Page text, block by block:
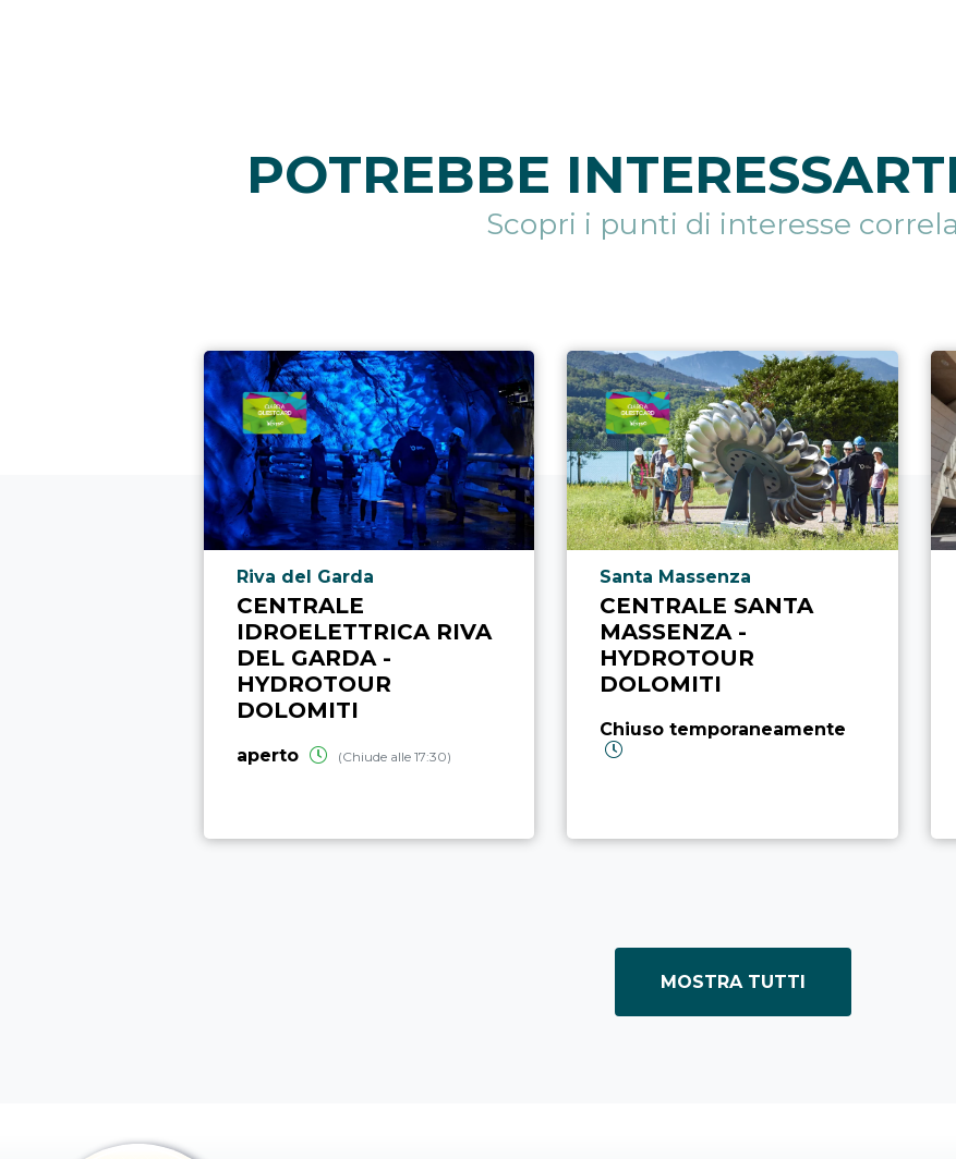
POTREBBE
Scopri i punti di interesse
Località punto di interesse
Riva del Garda
CENTRALE
IDROELETTRICA RIVA
DEL GARDA -
HYDROTOUR
DOLOMITI
aperto (Chiude alle 17:30)
Località punto di interesse
Santa Massenza
CENTRALE SANTA
MASSENZA -
HYDROTOUR
DOLOMITI
Chiuso temporaneamente
MOSTRA TUTTI